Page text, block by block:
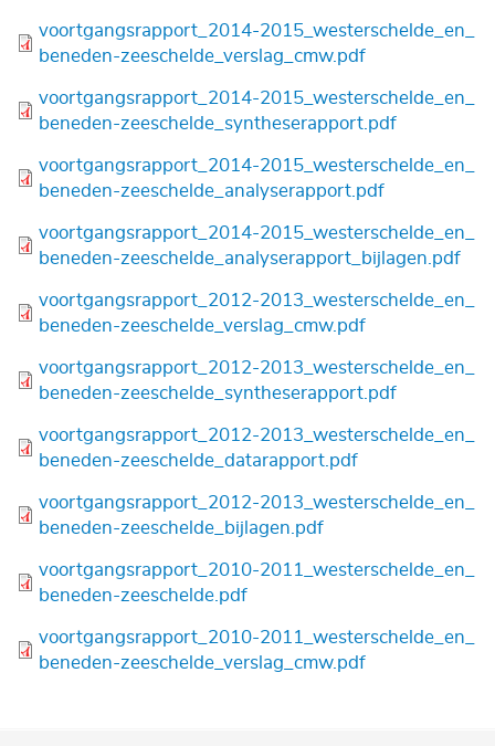
Bestand
voortgangsrapport_2014-2015_westerschelde_en_
beneden-zeeschelde_verslag_cmw.pdf
Bestand
voortgangsrapport_2014-2015_westerschelde_en_
beneden-zeeschelde_syntheserapport.pdf
Bestand
voortgangsrapport_2014-2015_westerschelde_en_
beneden-zeeschelde_analyserapport.pdf
Bestand
voortgangsrapport_2014-2015_westerschelde_en_
beneden-zeeschelde_analyserapport_bijlagen.pdf
Bestand
voortgangsrapport_2012-2013_westerschelde_en_
beneden-zeeschelde_verslag_cmw.pdf
Bestand
voortgangsrapport_2012-2013_westerschelde_en_
beneden-zeeschelde_syntheserapport.pdf
Bestand
voortgangsrapport_2012-2013_westerschelde_en_
beneden-zeeschelde_datarapport.pdf
Bestand
voortgangsrapport_2012-2013_westerschelde_en_
beneden-zeeschelde_bijlagen.pdf
Bestand
voortgangsrapport_2010-2011_westerschelde_en_
beneden-zeeschelde.pdf
Bestand
voortgangsrapport_2010-2011_westerschelde_en_
beneden-zeeschelde_verslag_cmw.pdf